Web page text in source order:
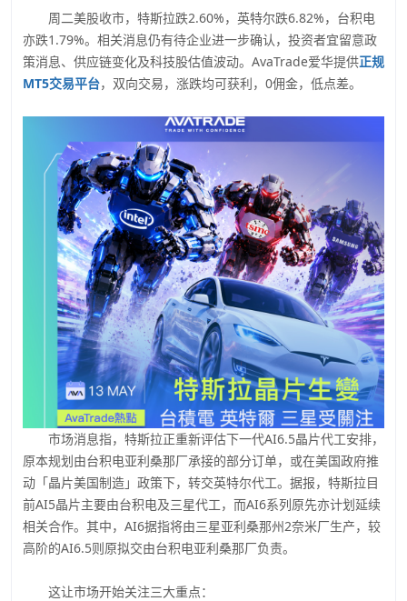
周二美股收市，特斯拉跌2.60%，英特尔跌6.82%，台积电
亦跌1.79%。相关消息仍有待企业进一步确认，投资者宜留意政
策消息、供应链变化及科技股估值波动。AvaTrade爱华提供正规
MT5交易平台，双向交易，涨跌均可获利，0佣金，低点差。
市场消息指，特斯拉正重新评估下一代AI6.5晶片代工安排，
原本规划由台积电亚利桑那厂承接的部分订单，或在美国政府推
动「晶片美国制造」政策下，转交英特尔代工。据报，特斯拉目
前AI5晶片主要由台积电及三星代工，而AI6系列原先亦计划延续
相关合作。其中，AI6据指将由三星亚利桑那州2奈米厂生产，较
高阶的AI6.5则原拟交由台积电亚利桑那厂负责。
这让市场开始关注三大重点：